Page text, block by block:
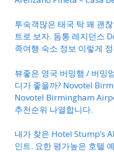
투숙객많은 태국 탁 꽤 괜
트로 보자. 돔통 레지던스
족여행 숙소 정보 이렇게
뷰좋은 영국 버밍햄 / 버밍
디가 좋을까? Novotel
Novotel Birmingham
추천순위 나열합니다.
내가 찾은 Hotel Stump’s
인트. 요한 평가높은 호텔